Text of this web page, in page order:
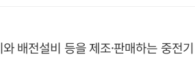
배전설비 등을 제조·판매하는 중전기